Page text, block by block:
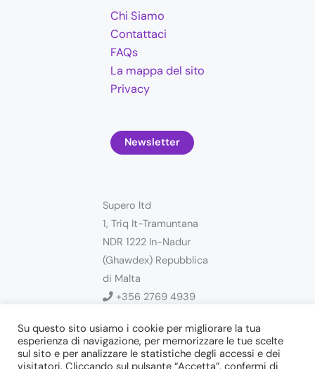
Chi Siamo
Contattaci
FAQs
La mappa del sito
Privacy
Newsletter
Supero ltd
1, Triq It-Tramuntana
NDR 1222 In-Nadur
(Ghawdex) Repubblica
di Malta
+356 2769 4939
info@supero.com.mt
Su questo sito usiamo i cookie per migliorare la tua
esperienza di navigazione, per memorizzare le tue scelte
sul sito e per analizzare le statistiche degli accessi e dei
visitatori. Cliccando sul pulsante “Accetta”, confermi di